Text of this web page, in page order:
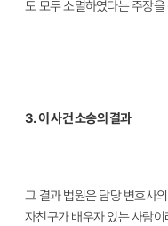
도 모두 소멸하였다는 주장
3. 이 사건 소송의 결과
그 결과 법원은 담당 변호사
자친구가 배우자 있는 사람이